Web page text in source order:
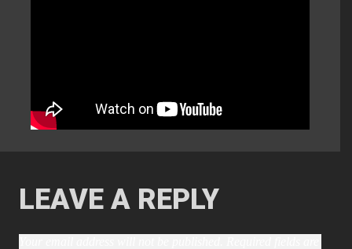
LEAVE A REPLY